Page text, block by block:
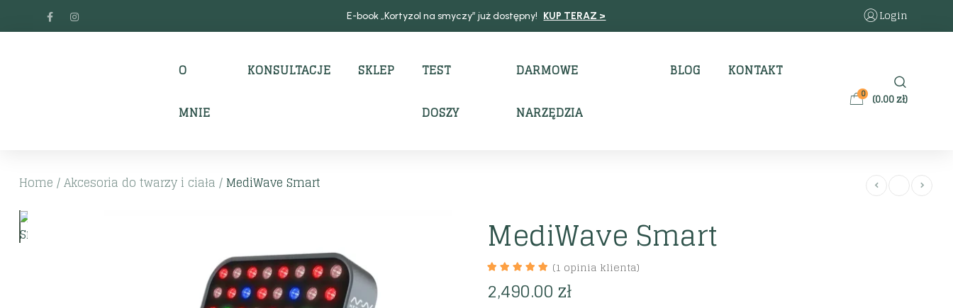
E-book „Kortyzol na smyczy” już dostępny! KUP TERAZ > Login
O
MNIE
KONSULTACJE SKLEP TEST
DOSZY
DARMOWE
NARZĘDZIA
BLOG KONTAKT
0 (0.00zł)
Home /Akcesoria do twarzy i ciała / MediWave Smart
MediWave Smart
(1 opinia klienta)
2,490.00zł